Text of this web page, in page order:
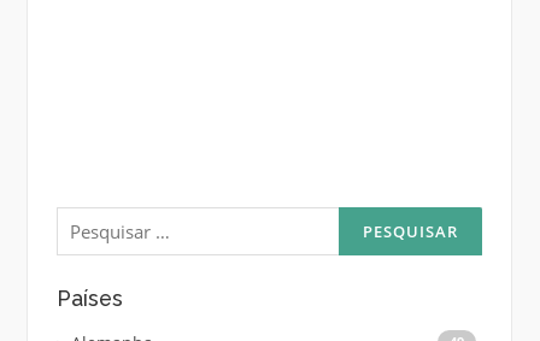
Pesquisar
por:
Países